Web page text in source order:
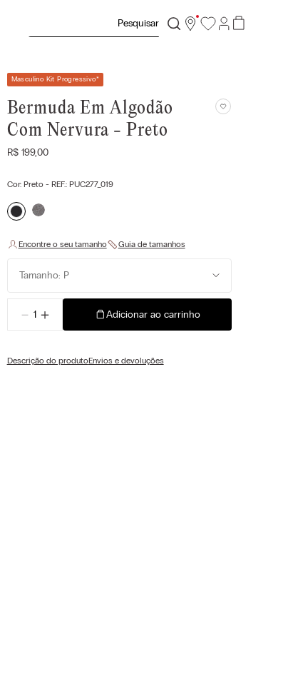
Masculino Kit Progressivo*
Bermuda Em Algodão
Com Nervura - Preto
R$ 199,00
Cor: Preto- REF.: PUC277_019
Tamanho: P
＋
－ Adicionar ao carrinho
Descrição do produtoEnvios e devoluções